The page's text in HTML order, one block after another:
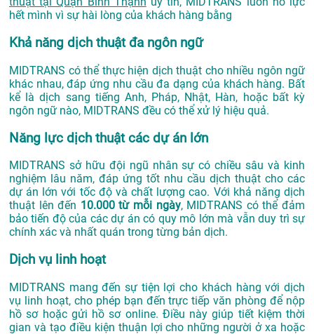
hết mình vì sự hài lòng của khách hàng bằng
Khả năng dịch thuật đa ngôn ngữ
MIDTRANS có thể thực hiện dịch thuật cho nhiều ngôn ngữ
khác nhau, đáp ứng nhu cầu đa dạng của khách hàng. Bất
kể là dịch sang tiếng Anh, Pháp, Nhật, Hàn, hoặc bất kỳ
ngôn ngữ nào, MIDTRANS đều có thể xử lý hiệu quả.
Năng lực dịch thuật các dự án lớn
MIDTRANS sở hữu đội ngũ nhân sự có chiều sâu và kinh
nghiệm lâu năm, đáp ứng tốt nhu cầu dịch thuật cho các
dự án lớn với tốc độ và chất lượng cao. Với khả năng dịch
thuật lên đến 10.000 từ mỗi ngày, MIDTRANS có thể đảm
bảo tiến độ của các dự án có quy mô lớn mà vẫn duy trì sự
chính xác và nhất quán trong từng bản dịch.
Dịch vụ linh hoạt
MIDTRANS mang đến sự tiện lợi cho khách hàng với dịch
vụ linh hoạt, cho phép bạn đến trực tiếp văn phòng để nộp
hồ sơ hoặc gửi hồ sơ online. Điều này giúp tiết kiệm thời
gian và tạo điều kiện thuận lợi cho những người ở xa hoặc